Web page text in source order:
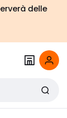
delle